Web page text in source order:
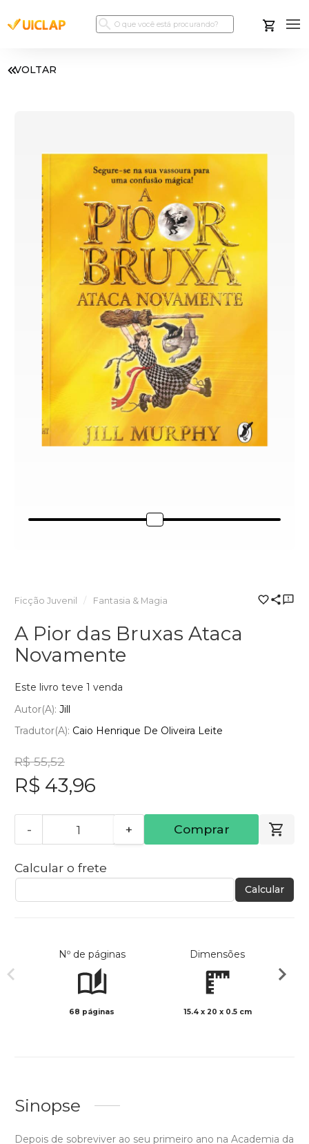
VOLTAR
Ficção Juvenil Fantasia & Magia
A Pior das Bruxas Ataca
Novamente
Este livro teve 1 venda
Autor(a): Jill
Tradutor(a): Caio Henrique De Oliveira Leite
R$ 55,52
R$ 43,96
- + Comprar
Calcular o frete
Calcular
Nº de páginas
68 páginas
Dimensões
15.4 x 20 x 0.5 cm
Sinopse
Depois de sobreviver ao seu primeiro ano na Academia da